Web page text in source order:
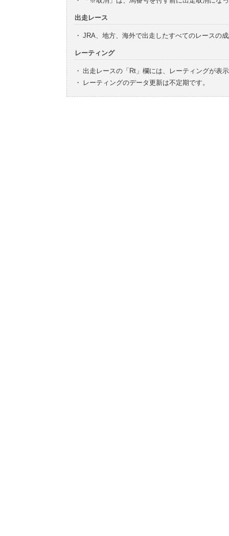
出走レース
・ JRA、地方、海外で出走したすべてのレースの
レーティング
・ 出走レースの「Rt」欄には、レーティングが表
・
レーティングのデータ更新は不定期です。